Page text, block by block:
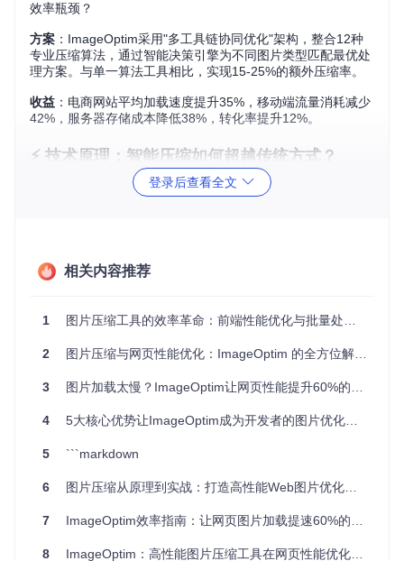
效率瓶颈？
方案 ：ImageOptim采用"多工具链协同优化"架构，整合12种
专业压缩算法，通过智能决策引擎为不同图片类型匹配最优处
理方案。与单一算法工具相比，实现15-25%的额外压缩率。
收益 ：电商网站平均加载速度提升35%，移动端流量消耗减少
42%，服务器存储成本降低38%，转化率提升12%。
⚡️ 技术原理：智能压缩如何超越传统方式？
：同样是压缩图片，为什么ImageOptim能在保持画质的
元数据剥离：移除EXIF、GPS等非视觉数据（平均减少5-
压缩
式转换（需手动开启）
传统压缩vs智能压缩的3大差异：
对比维
量
单一算法 12种专业算法动态匹配
决策方
式
固定参数
基于图片特征的自适应
调整
质量控
压缩率与画质难以
视觉无损前提下最大化
登录后查看全文
相关内容推荐
1 图片压缩工具的效率革命：前端性能优化与批量处理方案
2 图片压缩与网页性能优化：ImageOptim 的全方位解决方案
3 图片加载太慢？ImageOptim让网页性能提升60%的实战方案
4 5大核心优势让ImageOptim成为开发者的图片优化利器
5 ```markdown
6 图片压缩从原理到实战：打造高性能Web图片优化方案
7 ImageOptim效率指南：让网页图片加载提速60%的实战心法
8 ImageOptim：高性能图片压缩工具在网页性能优化中的技术实践与应用